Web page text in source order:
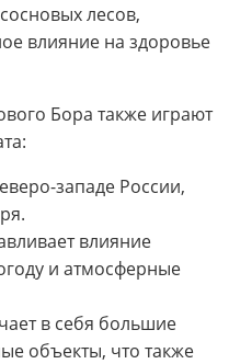
лесов,
влияние на здоровье
Бора также играют
западе России,
влияние
и атмосферные
в себя большие
объекты, что также